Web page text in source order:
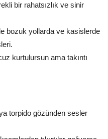
bir rahatsızlık ve sinir
bozuk yollarda ve kasislerde
kurtulursun ama takıntı
torpido gözünden sesler